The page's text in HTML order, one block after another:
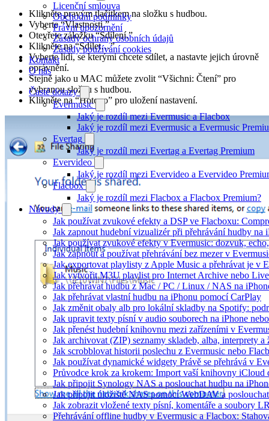
Licenční smlouva
Obchodní podmínky
Právní upozornění
Zásady ochrany osobních údajů
Zásady používání cookies
Kontakt
O nás
Časté dotazy
Evermusic
Jaký je rozdíl mezi Evermusic a Flacbox
Jaký je rozdíl mezi Evermusic a Evermusic
Evertag
Jaký je rozdíl mezi Evertag a Evertag Premium
Evervideo
Jaký je rozdíl mezi Evervideo a Evervideo
Flacbox
Jaký je rozdíl mezi Flacbox a Flacbox Premium?
Návody
Jak používat zvukové efekty a DSP ve Flacboxu:
Jak zapnout hudební vizualizér při přehrávání hudby na
Jak používat zvukové efekty v Evermusic: dozvuk,
Jak zapnout a používat přehrávání bez mezer v
Jak exportovat playlisty z Apple Music a přehrávat je v
Jak vytvořit M3U playlist pro Internet Archive nebo
Jak přehrávat hudbu z Mac / PC / Linux / NAS na
Jak přehrávat vlastní hudbu na iPhonu pomocí CarPlay
Jak změnit obaly alb pro lokální skladby na Spotify:
Jak upravit texty písní v audio souborech na iPhone
Jak přenést hudební knihovnu mezi zařízeními v
Jak archivovat (ZIP) seznamy skladeb, alba, interprety
Jak scrobblovat historii poslechu z Evermusic nebo
Jak používat dynamické widgety Právě se přehrává v
Průvodce krok za krokem: Import vaší knihovny iCloud
Jak připojit Synology NAS a poslouchat hudbu na
Jak připojit úložiště NAS pomocí WebDAV a
Jak zobrazit vložené texty písní, komentáře a soubory
Přehrávání offline hudby v Evermusic a Flacbox:
Klikněte pravým tlačítkem na složku s hudbou.
Vyberte “Vlastnosti.”
Otevřete záložku “Sdílení.”
Klikněte na “Sdílet…”
Vyberte lidi, se kterými chcete sdílet, a nastavte jejich úrovně
oprávnění.
Stejně jako u MAC můžete zvolit “Všichni: Čtení” pro
vybranou složku s hudbou.
Klikněte na “Hotovo” pro uložení nastavení.